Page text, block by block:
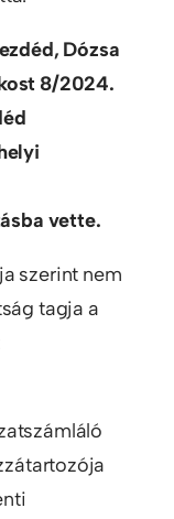
Dózsa
8/2024.
vette.
szerint nem
tagja a